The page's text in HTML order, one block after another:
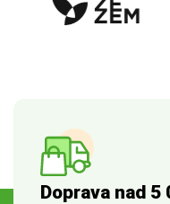
Doprava nad 5